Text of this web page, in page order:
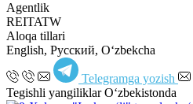
Agentlik
REITATW
Aloqa tillari
English, Русский, Oʻzbekcha
Telegramga yozish
Tegishli yangiliklar O‘zbekistonda